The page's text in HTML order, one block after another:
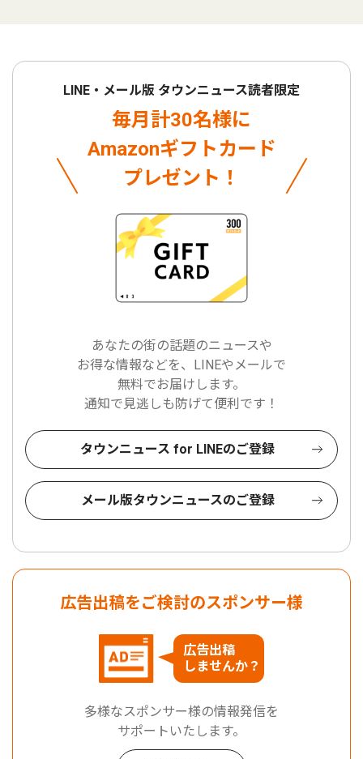
LINE・メール版 タウンニュース読者限定
毎月計30名様に
Amazonギフトカード
プレゼント！
あなたの街の話題のニュースや
お得な情報などを、LINEやメールで
無料でお届けします。
通知で見逃しも防げて便利です！
タウンニュース for LINEのご登録
メール版タウンニュースのご登録
広告出稿をご検討のスポンサー様
広告出稿
しませんか？
多様なスポンサー様の情報発信を
サポートいたします。